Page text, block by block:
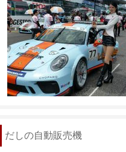
だしの自動販売機